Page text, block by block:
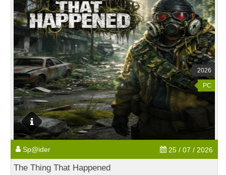
2026
PC
Sp@ider 25 / 07 / 2026
The Thing That Happened